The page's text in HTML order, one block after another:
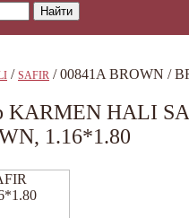
/ SAFIR / 00841A BROWN /
KARMEN HALI
1.16*1.80